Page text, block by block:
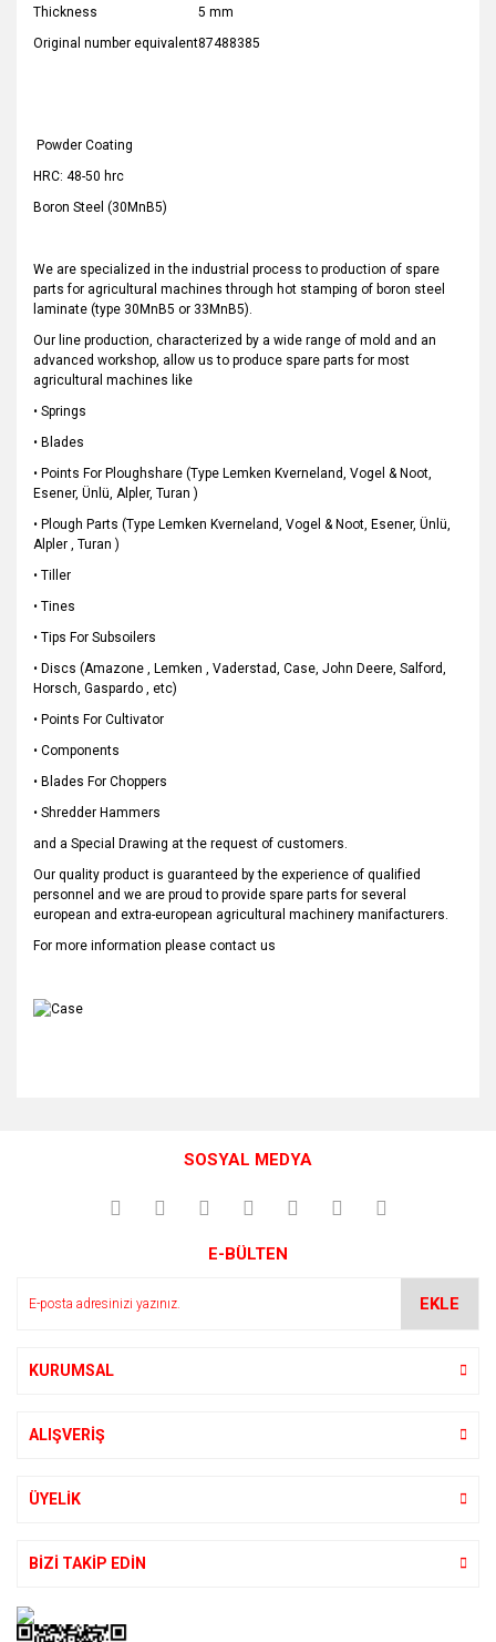
Thickness
5 mm
Original number equivalent87488385
Powder Coating
HRC: 48-50 hrc
Boron Steel (30MnB5)
We are specialized in the industrial process to production of spare
parts for agricultural machines through hot stamping of boron steel
laminate (type 30MnB5 or 33MnB5).
Our line production, characterized by a wide range of mold and an
advanced workshop, allow us to produce spare parts for most
agricultural machines like
• Springs
• Blades
• Points For Ploughshare (Type Lemken Kverneland, Vogel & Noot,
Esener, Ünlü, Alpler, Turan )
• Plough Parts (Type Lemken Kverneland, Vogel & Noot, Esener, Ünlü,
Alpler , Turan )
• Tiller
• Tines
• Tips For Subsoilers
• Discs (Amazone , Lemken , Vaderstad, Case, John Deere, Salford,
Horsch, Gaspardo , etc)
• Points For Cultivator
• Components
• Blades For Choppers
• Shredder Hammers
and a Special Drawing at the request of customers.
Our quality product is guaranteed by the experience of qualified
personnel and we are proud to provide spare parts for several
european and extra-european agricultural machinery manifacturers.
For more information please contact us
Yorum Yaz
Görüş ve önerileriniz için teşekkür ederiz.
Ürün açıklamasında eksik bilgiler bulunuyor.
SOSYAL MEDYA
E-BÜLTEN
EKLE
KURUMSAL
ALIŞVERİŞ
ÜYELİK
BİZİ TAKİP EDİN